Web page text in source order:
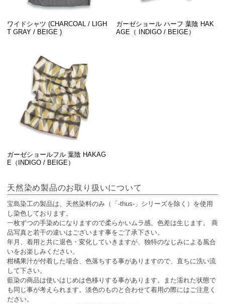
ワイドシャツ (CHARCOAL / LIGH
T GRAY / BEIGE )
ガーゼショール ハーフ 葉陰 HAK
AGE（ INDIGO / BEIGE）
ガーゼショールフル 葉陰 HAKAG
E（INDIGO / BEIGE）
天然染め製品のお取り扱いについて
宝島染工の製品は、天然染料のみ（「-thus-」シリーズを除く）を使用
し染色しております。
一枚ずつの手染めになりますので柔らかいムラ感、色差は生じます。 商
品写真と若干の違いはございます事をご了承下さい。
年月、着用と共に退色・変化していきますが、独特のなじみによる風合
いをお楽しみください。
柑橘果汁が付着した場合、色落ちする事がありますので、直ちに洗い流
して下さい。
藍染の商品は使いはじめは色移りする事があります。また濡れた状態で
も同じ事が考えられます。淡色のものと合わせて着用の際にはご注意く
ださい。